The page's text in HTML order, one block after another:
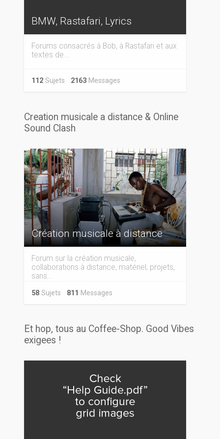
BMW, Rastafari, Lyrics
Forums consacrés à Bob, à Rastafari et aux
textes de...
112Sujets 2163Messages
Creation musicale a distance & Online
Sound Clash
Création musicale à distance
Forum sur la création musicale,
collaborations à distance, matériel, projets,
sans...
58Sujets 811 Messages
Et hop, tous au Coffee-Shop. Good Vibes
exigees !